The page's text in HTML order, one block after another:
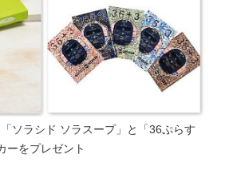
ソラシド ソラスープ」と「36ぷらす
ーをプレゼント